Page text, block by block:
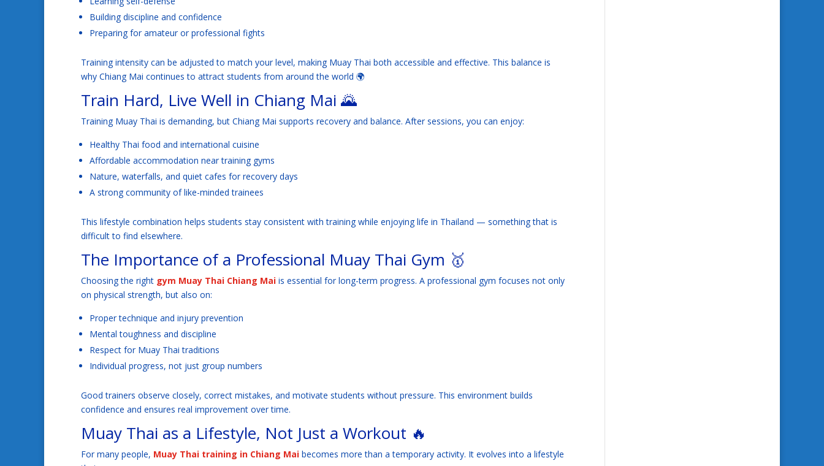
Building discipline and confidence
Preparing for amateur or professional fights
Training intensity can be adjusted to match your level, making Muay Thai both accessible and effective. This balance is
why Chiang Mai continues to attract students from around the world 🌍
Train Hard, Live Well in Chiang Mai 🌄
Training Muay Thai is demanding, but Chiang Mai supports recovery and balance. After sessions, you can enjoy:
Healthy Thai food and international cuisine
Affordable accommodation near training gyms
Nature, waterfalls, and quiet cafes for recovery days
A strong community of like-minded trainees
This lifestyle combination helps students stay consistent with training while enjoying life in Thailand — something that is
difficult to find elsewhere.
The Importance of a Professional Muay Thai Gym 🥇
Choosing the right gym Muay Thai Chiang Mai is essential for long-term progress. A professional gym focuses not only
on physical strength, but also on:
Proper technique and injury prevention
Mental toughness and discipline
Respect for Muay Thai traditions
Individual progress, not just group numbers
Good trainers observe closely, correct mistakes, and motivate students without pressure. This environment builds
confidence and ensures real improvement over time.
Muay Thai as a Lifestyle, Not Just a Workout 🔥
For many people, Muay Thai training in Chiang Mai becomes more than a temporary activity. It evolves into a lifestyle